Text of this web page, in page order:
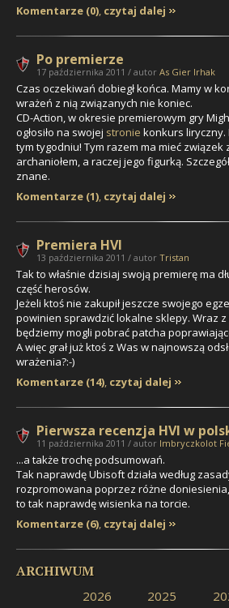
Komentarze (0), czytaj dalej
Po premierze
17 października 2011 / autor As Gier Irhak
Czas oczekiwań dobiegł końca. Mamy w
wrażeń z nią związanych nie koniec.
CD-Action, w okresie premierowym gry
ogłosiło na swojej stronie konkurs liryczny.
tym tygodniu! Tym razem ma mieć związek
archaniołem, a raczej jego figurką.
znane.
Komentarze (1), czytaj dalej
Premiera HVI
13 października 2011 / autor Tristan
Tak to właśnie dzisiaj swoją premierę ma
część herosów.
Jeżeli ktoś nie zakupił jeszcze swojego
powinien sprawdzić lokalne sklepy. Wraz z
będziemy mogli pobrać patcha
A więc grał już ktoś z Was w najnowszą
wrażenia?:-)
Komentarze (14), czytaj dalej
Pierwsza recenzja HVI w
11 października 2011 / autor Imbryczkolot
...a także trochę podsumowań.
Tak naprawdę Ubisoft działa według
rozpromowana poprzez różne
to tak naprawdę wisienka na torcie.
Komentarze (6), czytaj dalej
ARCHIWUM
2026 2025